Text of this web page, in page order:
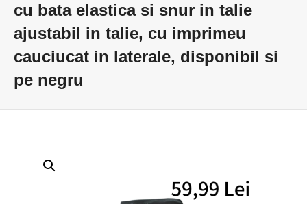
cu bata elastica si snur in talie
ajustabil in talie, cu imprimeu
cauciucat in laterale, disponibil si
pe negru